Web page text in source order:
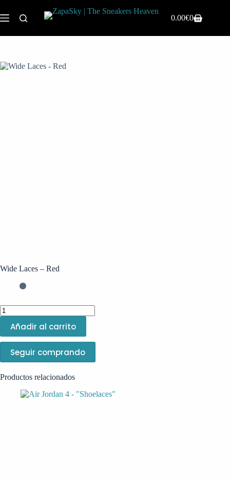
0.00€0
Wide Laces – Red
Añadir al carrito
Seguir comprando
Productos relacionados